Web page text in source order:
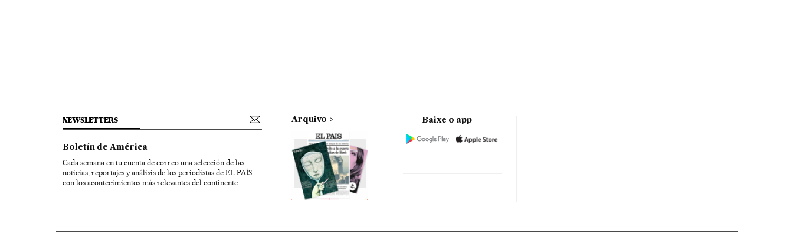
NEWSLETTERS
Boletín de América
Cada semana en tu cuenta de correo una selección de las
noticias, reportajes y análisis de los periodistas de EL PAÍS
con los acontecimientos más relevantes del continente.
Arquivo Baixe o app